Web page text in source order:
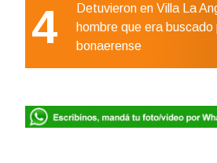
4
Detuvieron en Villa La
hombre que era
bonaerense